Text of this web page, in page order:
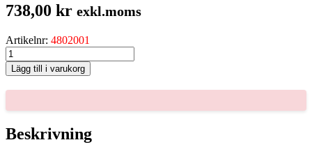
738,00 kr exkl.moms
Artikelnr: 4802001
SKEPPSKLOCKA
MÄSSING
Ø
100
mängd
Lägg till i varukorg
Beskrivning